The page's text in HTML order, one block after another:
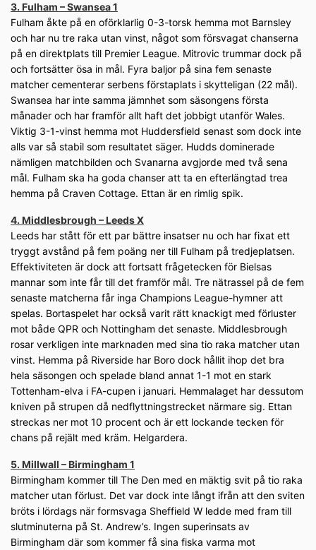
3. Fulham – Swansea 1
Fulham åkte på en oförklarlig 0-3-torsk hemma mot Barnsley
och har nu tre raka utan vinst, något som försvagat chanserna
på en direktplats till Premier League. Mitrovic trummar dock på
och fortsätter ösa in mål. Fyra baljor på sina fem senaste
matcher cementerar serbens förstaplats i skytteligan (22 mål).
Swansea har inte samma jämnhet som säsongens första
månader och har framför allt haft det jobbigt utanför Wales.
Viktig 3-1-vinst hemma mot Huddersfield senast som dock inte
alls var så stabil som resultatet säger. Hudds dominerade
nämligen matchbilden och Svanarna avgjorde med två sena
mål. Fulham ska ha goda chanser att ta en efterlängtad trea
hemma på Craven Cottage. Ettan är en rimlig spik.
4. Middlesbrough – Leeds X
Leeds har stått för ett par bättre insatser nu och har fixat ett
tryggt avstånd på fem poäng ner till Fulham på tredjeplatsen.
Effektiviteten är dock att fortsatt frågetecken för Bielsas
mannar som inte får till det framför mål. Tre nätrassel på de fem
senaste matcherna får inga Champions League-hymner att
spelas. Bortaspelet har också varit rätt knackigt med förluster
mot både QPR och Nottingham det senaste. Middlesbrough
rosar verkligen inte marknaden med sina tio raka matcher utan
vinst. Hemma på Riverside har Boro dock hållit ihop det bra
hela säsongen och spelade bland annat 1-1 mot en stark
Tottenham-elva i FA-cupen i januari. Hemmalaget har dessutom
kniven på strupen då nedflyttningstrecket närmare sig. Ettan
streckas ner mot 10 procent och är ett lockande tecken för
chans på rejält med kräm. Helgardera.
5. Millwall – Birmingham 1
Birmingham kommer till The Den med en mäktig svit på tio raka
matcher utan förlust. Det var dock inte långt ifrån att den sviten
bröts i lördags när formsvaga Sheffield W ledde med fram till
slutminuterna på St. Andrew’s. Ingen superinsats av
Birmingham där som kommer få sina fiska varma mot